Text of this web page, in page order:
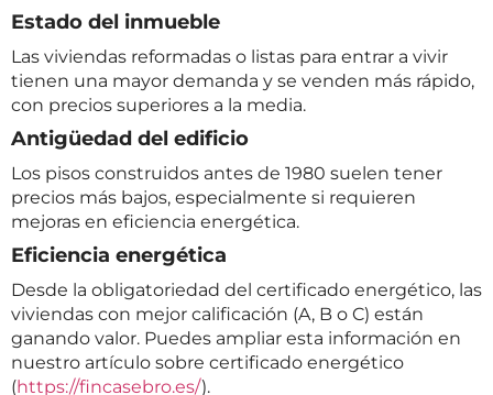
Estado del inmueble
Las viviendas reformadas o listas para entrar a vivir
tienen una mayor demanda y se venden más rápido,
con precios superiores a la media.
Antigüedad del edificio
Los pisos construidos antes de 1980 suelen tener
precios más bajos, especialmente si requieren
mejoras en eficiencia energética.
Eficiencia energética
Desde la obligatoriedad del certificado energético, las
viviendas con mejor calificación (A, B o C) están
ganando valor. Puedes ampliar esta información en
nuestro artículo sobre certificado energético
(https://fincasebro.es/).